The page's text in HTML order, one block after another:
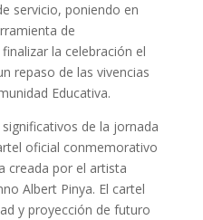
servicio, poniendo en
de
la celebración el
repaso de las vivencias
Educativa.
de la jornada
oficial conmemorativo
creada por el artista
Albert Pinya. El cartel
y proyección de futuro